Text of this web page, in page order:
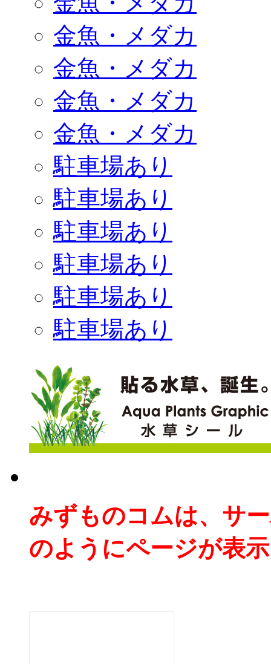
金魚・メダカ
金魚・メダカ
金魚・メダカ
金魚・メダカ
駐車場あり
駐車場あり
駐車場あり
駐車場あり
駐車場あり
駐車場あり
みずものコムは、サ
のようにページが表